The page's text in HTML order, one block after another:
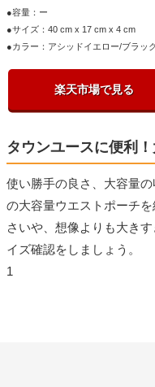
●容量：ー
●サイズ：40 cm x 17 cm x 4 cm
●カラー：アシッドイエロー/ブラック
楽天市場で見る
タウンユースに便利
使い勝手の良さ、大容量
の大容量ウエストポーチ
さいや、想像よりも大き
イズ確認をしましょう。
1